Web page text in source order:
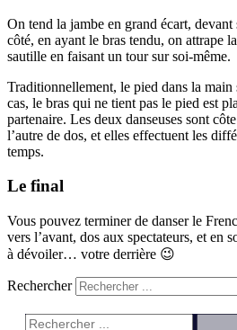
On tend la jambe en grand écart,
côté, en ayant le bras tendu, on attrape
sautille en faisant un tour sur soi-même.
Traditionnellement, le pied dans la main
cas, le bras qui ne tient pas le pied est
partenaire. Les deux danseuses sont
l’autre de dos, et elles effectuent les
temps.
Le final
Vous pouvez terminer de danser le
vers l’avant, dos aux spectateurs, et en
à dévoiler… votre derrière 😉
Rechercher